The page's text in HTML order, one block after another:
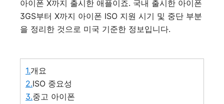
아이폰 X까지 출시한 애플이죠. 국내 출시한 아이폰
3GS부터 X까지 아이폰 ISO 지원 시기 및 중단 부분
을 정리한 것으로 미국 기준한 정보입니다.
1.개요
2.ISO 중요성
3.중고 아이폰